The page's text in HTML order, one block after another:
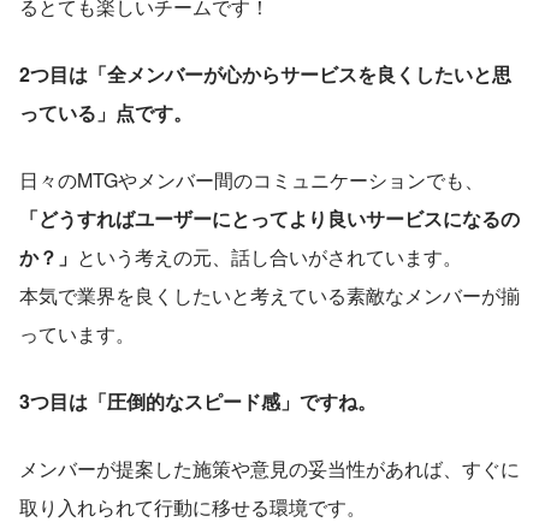
るとても楽しいチームです！
2つ目は「全メンバーが心からサービスを良くしたいと思
っている」点です。
日々のMTGやメンバー間のコミュニケーションでも、
「どうすればユーザーにとってより良いサービスになるの
か？」 という考えの元、話し合いがされています。
本気で業界を良くしたいと考えている素敵なメンバーが揃
っています。
3つ目は「圧倒的なスピード感」ですね。
メンバーが提案した施策や意見の妥当性があれば、すぐに
取り入れられて行動に移せる環境です。